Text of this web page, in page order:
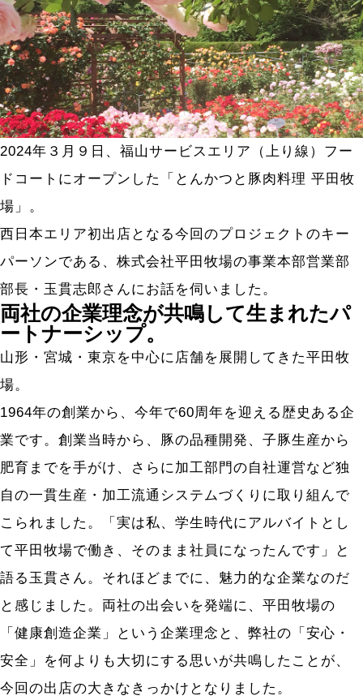
2024年３月９日、福山サービスエリア（上り線）フー
ドコートにオープンした「とんかつと豚肉料理 平田牧
場」。
西日本エリア初出店となる今回のプロジェクトのキー
パーソンである、株式会社平田牧場の事業本部営業部
部長・玉貫志郎さんにお話を伺いました。
両社の企業理念が共鳴して生まれたパ
ートナーシップ。
山形・宮城・東京を中心に店舗を展開してきた平田牧
場。
1964年の創業から、今年で60周年を迎える歴史ある企
業です。創業当時から、豚の品種開発、子豚生産から
肥育までを手がけ、さらに加工部門の自社運営など独
自の一貫生産・加工流通システムづくりに取り組んで
こられました。「実は私、学生時代にアルバイトとし
て平田牧場で働き、そのまま社員になったんです」と
語る玉貫さん。それほどまでに、魅力的な企業なのだ
と感じました。両社の出会いを発端に、平田牧場の
「健康創造企業」という企業理念と、弊社の「安心・
安全」を何よりも大切にする思いが共鳴したことが、
今回の出店の大きなきっかけとなりました。